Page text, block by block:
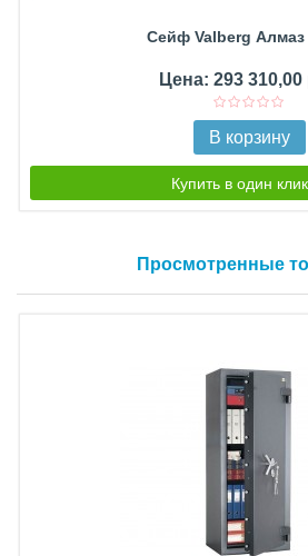
Сейф Valberg Алмаз
Цена: 293 310,00
В корзину
Купить в один клик
Просмотренные